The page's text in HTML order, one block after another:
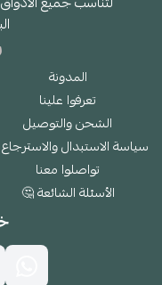
المدونة
تعرفوا علينا
الشحن والتوصيل
سياسة الاستبدال
تواصلوا معنا
الأسئلة الشائعة 🤔